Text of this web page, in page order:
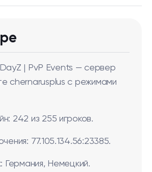
DayZ | PvP Events — сервер
chernarusplus с режимами
242 из 255 игроков.
77.105.134.56:23385.
Германия, Немецкий.